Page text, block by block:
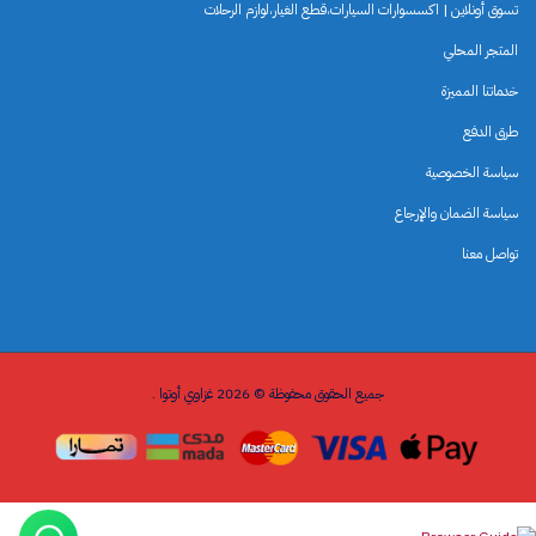
تسوق أونلاين | اكسسوارات السيارات،قطع الغيار،لوازم الرحلات
المتجر المحلي
خدماتنا المميزة
طرق الدفع
سياسة الخصوصية
سياسة الضمان والإرجاع
تواصل معنا
جميع الحقوق محفوظة © 2026 غزاوي أوتوا .